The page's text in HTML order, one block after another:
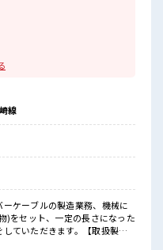
満喫！
けど、
いきましょう！
線
ーケーブルの製造業務、機械に
)をセット、一定の長さになった
ていただきます。【取扱製品
ラに使用される光ファイバー